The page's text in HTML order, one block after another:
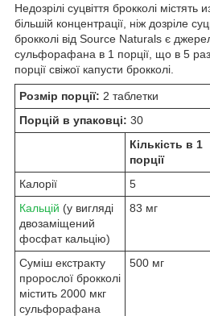
Недозрілі суцвіття брокколі містять
більшій концентрації, ніж дозріле
брокколі від Source Naturals є
сульфорафана в 1 порції, що в 5
порції свіжої капусти брокколі.
Розмір порції: 2 таблетки
Порцій в упаковці: 30
Кількість в 1
порції
Калорії
5
Кальцій (у вигляді
двозаміщений
фосфат кальцію)
83 мг
Суміш екстракту
пророслої брокколі
містить 2000 мкг
сульфорафана
500 мг